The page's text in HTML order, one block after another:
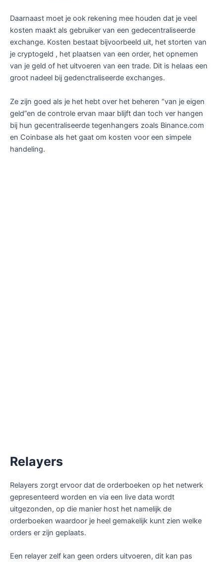
Daarnaast moet je ook rekening mee houden dat je veel
kosten maakt als gebruiker van een gedecentraliseerde
exchange. Kosten bestaat bijvoorbeeld uit, het storten van
je cryptogeld , het plaatsen van een order, het opnemen
van je geld of het uitvoeren van een trade. Dit is helaas een
groot nadeel bij gedenctraliseerde exchanges.
Ze zijn goed als je het hebt over het beheren “van je eigen
geld”en de controle ervan maar blijft dan toch ver hangen
bij hun gecentraliseerde tegenhangers zoals Binance.com
en Coinbase als het gaat om kosten voor een simpele
handeling.
Relayers
Relayers zorgt ervoor dat de orderboeken op het netwerk
gepresenteerd worden en via een live data wordt
uitgezonden, op die manier host het namelijk de
orderboeken waardoor je heel gemakelijk kunt zien welke
orders er zijn geplaats.
Een relayer zelf kan geen orders uitvoeren, dit kan pas